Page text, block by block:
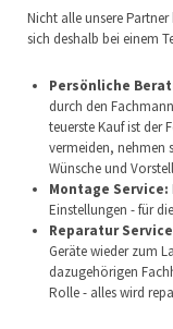
Nicht alle unsere
sich deshalb bei einem
Persönliche
durch den
teuerste Kauf ist der
vermeiden, nehmen
Wünsche und
Montage Service:
Einstellungen - für
Reparatur
Geräte wieder zum
dazugehörigen
Rolle - alles wird